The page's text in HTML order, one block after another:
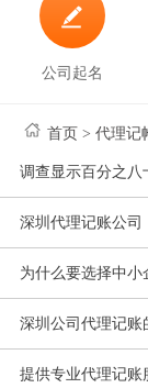

公司起名
首页 >代理记
调查显示百分之八
深圳代理记账公司
为什么要选择中小
深圳公司代理记账
提供专业代理记账